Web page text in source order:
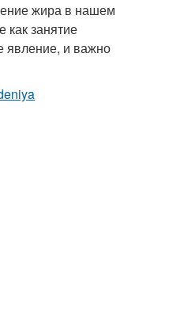
жира в нашем
занятие
явление, и важно